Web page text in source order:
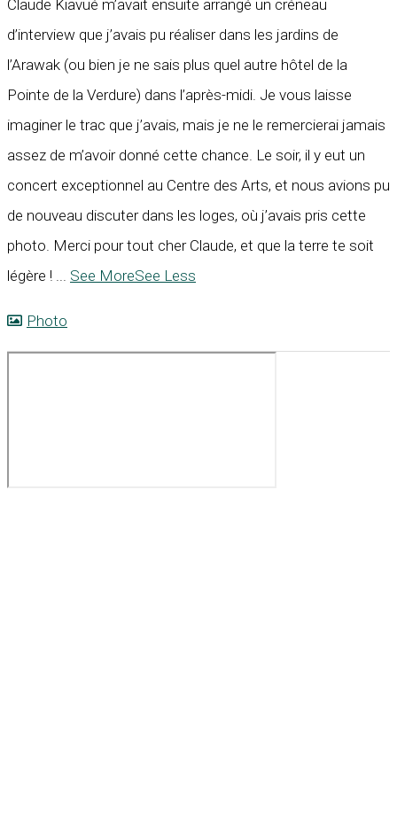
Claude Kiavué m’avait ensuite arrangé un créneau
d’interview que j’avais pu réaliser dans les jardins de
l’Arawak (ou bien je ne sais plus quel autre hôtel de la
Pointe de la Verdure) dans l’après-midi. Je vous laisse
imaginer le trac que j’avais, mais je ne le remercierai jamais
assez de m’avoir donné cette chance. Le soir, il y eut un
concert exceptionnel au Centre des Arts, et nous avions pu
de nouveau discuter dans les loges, où j’avais pris cette
photo. Merci pour tout cher Claude, et que la terre te soit
légère ! ... See MoreSee Less
Photo